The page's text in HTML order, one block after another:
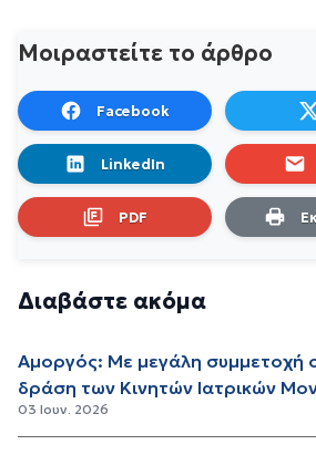
Μοιραστείτε το άρθρο
Facebook
LinkedIn
PDF
Διαβάστε ακόμα
Αμοργός: Με μεγάλη συμμετοχή
δράση των Κινητών Ιατρικών
03 Ιουν. 2026